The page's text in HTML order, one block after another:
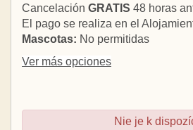
Cancelación GRATIS 48 horas
El pago se realiza en el
Mascotas: No permitidas
Ver más opciones
Nie je k